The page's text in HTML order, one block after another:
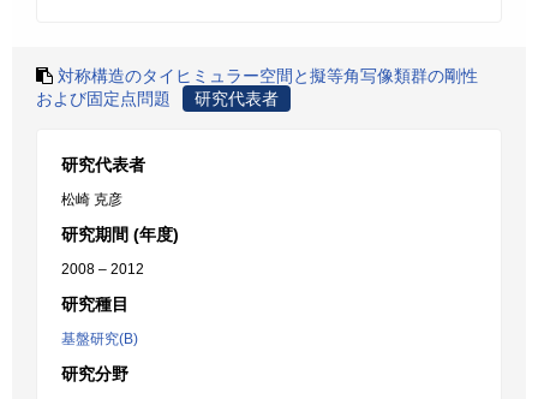
対称構造のタイヒミュラー空間と擬等角写像類群の剛性
および固定点問題
研究代表者
研究代表者
松崎 克彦
研究期間 (年度)
2008 – 2012
研究種目
基盤研究(B)
研究分野